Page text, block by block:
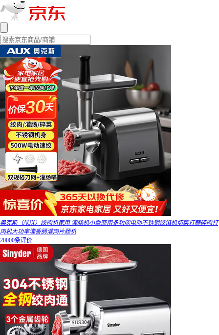
奥克斯（AUX）绞肉机家用 灌肠机小型商用多功能电动不锈钢绞馅机切菜打蒜碎肉打
肉机大功率灌香肠灌肉片肠机
20000条评价